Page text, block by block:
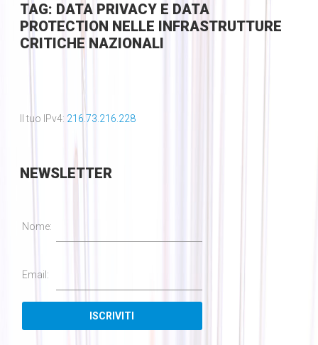
TAG: DATA PRIVACY E DATA
PROTECTION NELLE INFRASTRUTTURE
CRITICHE NAZIONALI
Il tuo IPv4: 216.73.216.228
NEWSLETTER
Nome:
Email: